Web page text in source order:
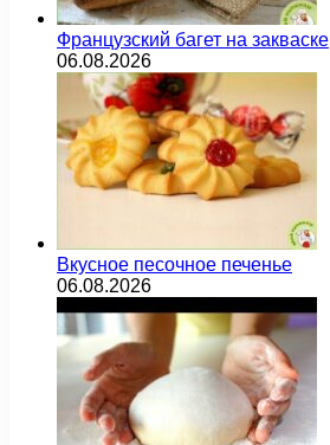
Французский багет на закваске
06.08.2026
Вкусное песочное печенье
06.08.2026